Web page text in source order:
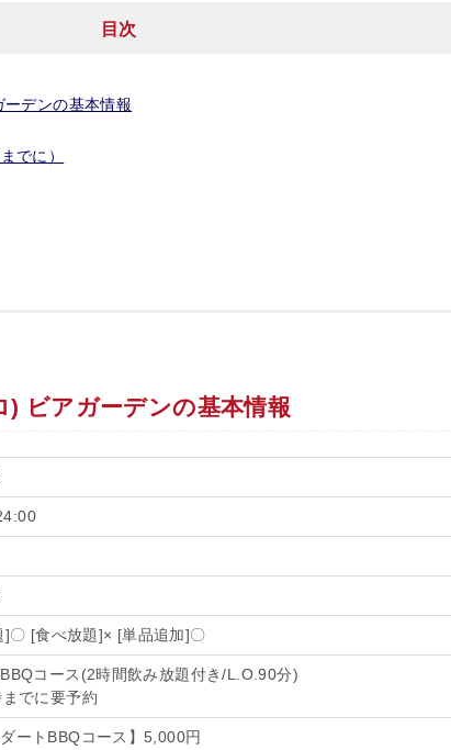
目次
デンの基本情報
でに）
ビアガーデンの基本情報
]〇 [食べ放題]× [単品追加]〇
コース(2時間飲み放題付き/L.O.90分)
でに要予約
ダートBBQコース】5,000円